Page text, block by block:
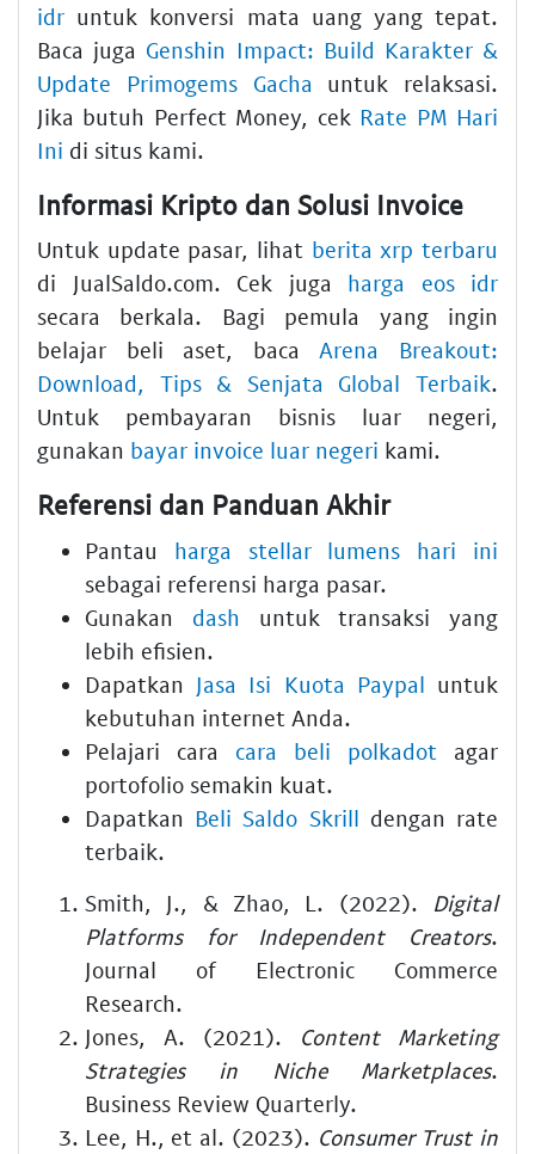
idr untuk konversi mata uang yang tepat.
Baca juga Genshin Impact: Build Karakter &
Update Primogems Gacha untuk relaksasi.
Jika butuh Perfect Money, cek Rate PM Hari
Ini di situs kami.
Informasi Kripto dan Solusi Invoice
Untuk update pasar, lihat berita xrp terbaru
di JualSaldo.com. Cek juga harga eos idr
secara berkala. Bagi pemula yang ingin
belajar beli aset, baca Arena Breakout:
Download, Tips & Senjata Global Terbaik.
Untuk pembayaran bisnis luar negeri,
gunakan bayar invoice luar negeri kami.
Referensi dan Panduan Akhir
Pantau harga stellar lumens hari ini
sebagai referensi harga pasar.
Gunakan dash untuk transaksi yang
lebih efisien.
Dapatkan Jasa Isi Kuota Paypal untuk
kebutuhan internet Anda.
Pelajari cara cara beli polkadot agar
portofolio semakin kuat.
Dapatkan Beli Saldo Skrill dengan rate
terbaik.
Smith, J., & Zhao, L. (2022). Digital
Platforms for Independent Creators.
Journal of Electronic Commerce
Research.
Jones, A. (2021). Content Marketing
Strategies in Niche Marketplaces.
Business Review Quarterly.
Lee, H., et al. (2023). Consumer Trust in